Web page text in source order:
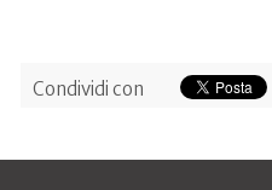
Condividi con